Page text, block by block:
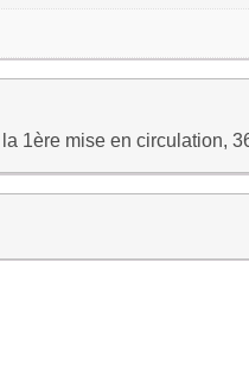
1ère mise en circulation,